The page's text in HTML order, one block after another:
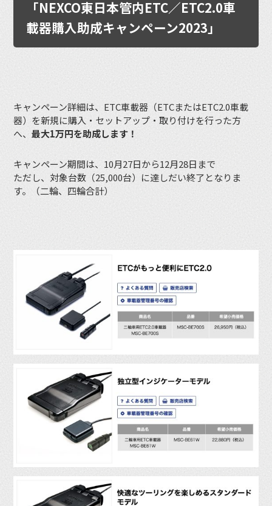
「NEXCO東日本管内ETC／ETC2.0車
載器購入助成キャンペーン2023」
キャンペーン詳細は、ETC車載器（ETCまたはETC2.0車載
器）を新規に購入・セットアップ・取り付けを行った方
へ、最大1万円を助成します！
キャンペーン期間は、10月27日から12月28日まで
ただし、対象台数（25,000台）に達しだい終了となりま
す。（二輪、四輪合計）